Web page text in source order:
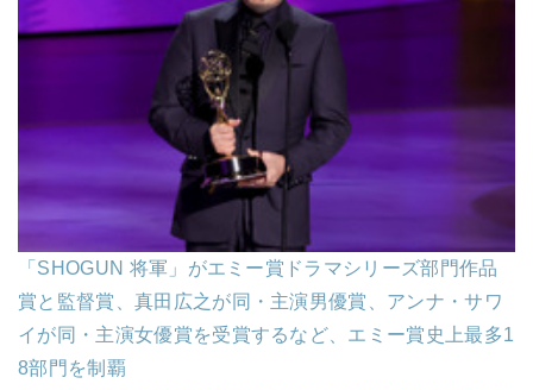
「SHOGUN 将軍」がエミー賞ドラマシリーズ部門作品
賞と監督賞、真田広之が同・主演男優賞、アンナ・サワ
イが同・主演女優賞を受賞するなど、エミー賞史上最多1
8部門を制覇